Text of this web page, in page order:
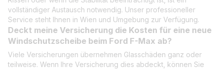
vollständiger Austausch notwendig. Unser professioneller
Service steht Ihnen in Wien und Umgebung zur Verfügung.
Deckt meine Versicherung die Kosten für eine neue
Windschutzscheibe beim Ford F-Max ab?
Viele Versicherungen übernehmen Glasschäden ganz oder
teilweise. Wenn Ihre Versicherung dies abdeckt, können Sie